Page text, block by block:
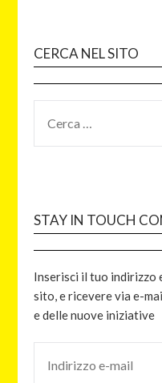
CERCA NEL SITO
STAY IN TOUCH
Inserisci il tuo indirizzo
sito, e ricevere via e-
e delle nuove iniziative